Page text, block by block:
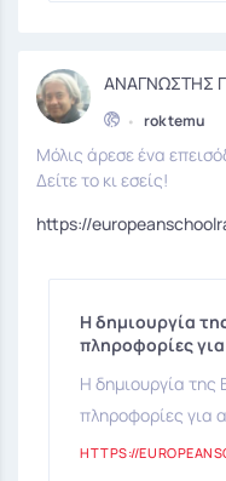
ΑΝΑΓΝΩΣΤΗΣ
• rok temu
Μόλις άρεσε ένα
Δείτε το κι εσείς!
https://
Η δημιουργία
πληροφορίες
Η δημιουργία της
πληροφορίες για
HTTPS://